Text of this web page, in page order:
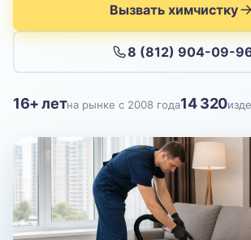
Вызвать химчистку
8 (812) 904-09-
16+ летна рынке с 2008 года14 320